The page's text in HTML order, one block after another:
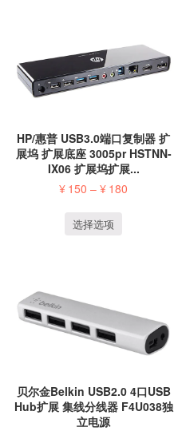
HP/惠普 USB3.0端口复制器 扩
展坞 扩展底座 3005pr HSTNN-
IX06 扩展坞扩展...
¥ 150 –¥ 180
选择选项
贝尔金Belkin USB2.0 4口USB
Hub扩展 集线分线器 F4U038独
立电源